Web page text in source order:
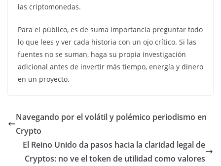
las criptomonedas.
Para el público, es de suma importancia preguntar todo
lo que lees y ver cada historia con un ojo crítico. Si las
fuentes no se suman, haga su propia investigación
adicional antes de invertir más tiempo, energía y dinero
en un proyecto.
Navegando por el volátil y polémico periodismo en
Crypto
El Reino Unido da pasos hacia la claridad legal de
Cryptos: no ve el token de utilidad como valores